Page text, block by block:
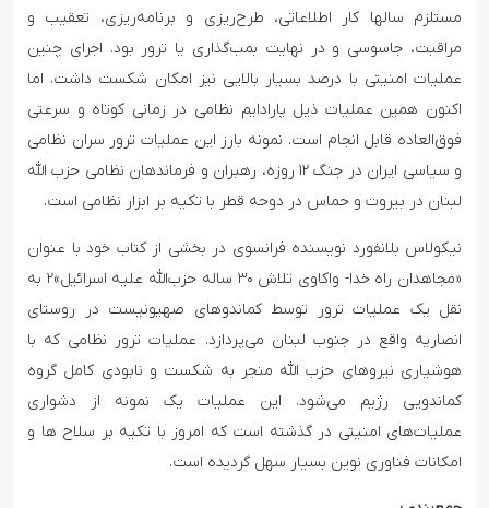
مستلزم سالها کار اطلاعاتی، طرح‌ریزی و برنامه‌ریزی، تعقیب و
مراقبت، جاسوسی و ‌در نهایت بمب‌گذاری یا ترور بود. اجرای چنین
عملیات امنیتی با درصد بسیار بالایی نیز امکان شکست داشت. اما
اکنون همین عملیات ذیل پارادایم نظامی در زمانی کوتاه و سرعتی
فوق‌العاده قابل انجام است. نمونه بارز این عملیات ترور سران نظامی
و سیاسی ایران در جنگ ۱۲ روزه، رهبران و فرماندهان نظامی حزب الله
لبنان در بیروت و حماس در دوحه قطر با تکیه بر ابزار نظامی است.
نیکولاس بلانفورد نویسنده فرانسوی در بخشی از کتاب خود با عنوان
«مجاهدان راه خدا- واکاوی تلاش ۳۰ ساله حزب‌الله علیه اسرائیل»۲ به
نقل یک عملیات ترور توسط کماندوهای صهیونیست در روستای
انصاریه واقع در جنوب لبنان می‌پردازد. عملیات ترور نظامی که با
هوشیاری نیروهای حزب الله منجر به شکست و نابودی کامل گروه
کماندویی رژیم می‌شود. این عملیات یک نمونه از دشواری
عملیات‌های امنیتی در گذشته است که امروز با تکیه بر سلاح ها و
امکانات فناوری نوین بسیار سهل گردیده است.